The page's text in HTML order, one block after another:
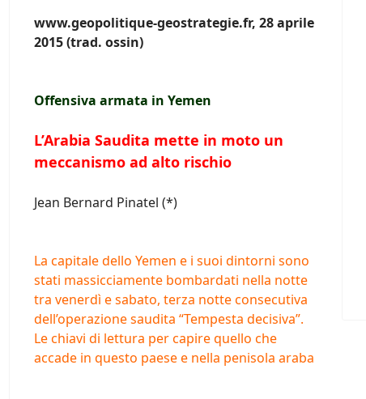
www.geopolitique-geostrategie.fr, 28 aprile
2015 (trad. ossin)
Offensiva armata in Yemen
L’Arabia Saudita mette in moto un
meccanismo ad alto rischio
Jean Bernard Pinatel (*)
La capitale dello Yemen e i suoi dintorni sono
stati massicciamente bombardati nella notte
tra venerdì e sabato, terza notte consecutiva
dell’operazione saudita “Tempesta decisiva”.
Le chiavi di lettura per capire quello che
accade in questo paese e nella penisola araba